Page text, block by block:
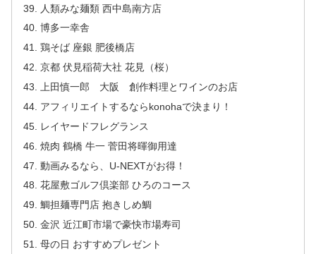
人類みな麺類 西中島南方店
博多一幸舎
鶏そば 座銀 肥後橋店
京都 伏見稲荷大社 花見（桜）
上田慎一郎 大阪 創作料理とワインのお店
アフィリエイトするならkonohaで決まり！
レイヤードフレグランス
焼肉 鶴橋 牛一 菅田将暉御用達
動画みるなら、U-NEXTがお得！
花屋敷ゴルフ倶楽部 ひろのコース
鯛担麺専門店 抱きしめ鯛
金沢 近江町市場で豪快市場寿司
母の日 おすすめプレゼント